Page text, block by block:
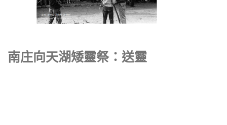
南庄向天湖矮靈祭：送靈